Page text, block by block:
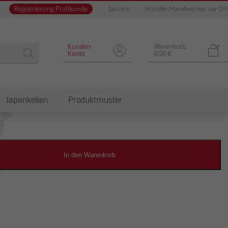
Registrierung Profikunde Service Händler/Handwerker vor Ort
Warenkorb
0,00 €
Kunden
Konto
Japankellen Produktmuster
Designputz
In den Warenkorb